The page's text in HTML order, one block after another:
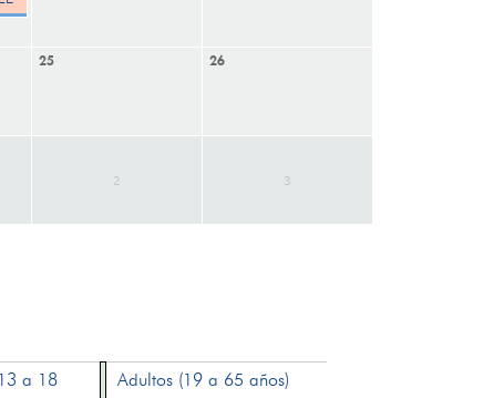
25 26
2 3
a 18
Adultos (19 a 65 años)